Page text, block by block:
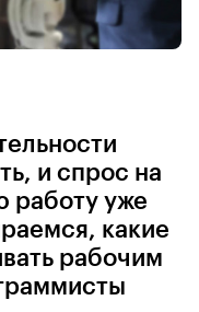
и спрос на
работу уже
какие
рабочим